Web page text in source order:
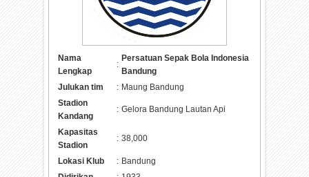
Nama
Lengkap
:
Persatuan Sepak Bola Indonesia
Bandung
Julukan tim
: Maung Bandung
Stadion
Kandang
: Gelora Bandung Lautan Api
Kapasitas
Stadion
: 38,000
Lokasi Klub : Bandung